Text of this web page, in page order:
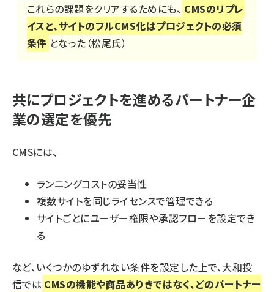
これらの課題をクリアするためにも、 CMSのリプレ
イスと、サイトのフルCMS化はプロジェクトの必須
条件 となった（松尾氏）
共にプロジェクトを進めるパートナー企
業の選定を優先
CMSには、
ランニングコストの妥当性
複数サイトを同じライセンスで管理できる
サイトごとにユーザー権限や承認フローを設定でき
る
など、いくつかのゆずれない条件を設定した上で、大和投
信では CMSの機能や商品ありきではなく、どのパートナー